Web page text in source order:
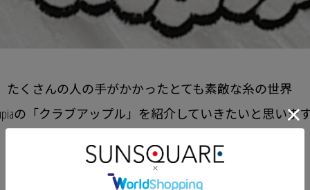
たくさんの人の手がかかったとても素敵な糸の世界
の「クラブアップル」を紹介していきたいと思いま
□□□□□□□□□□□□□□□□□□□□□□